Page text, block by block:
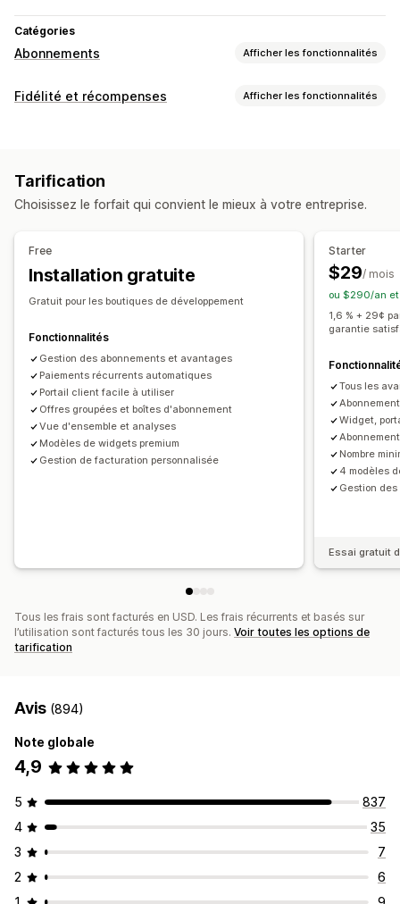
Catégories
Abonnements Afficher les fonctionnalités
Types d’abonnement
Lots de produits
Produits numériques
Produits physiques
Tarification que vous pouvez définir
Freemium
Périodes d’essai
Tarification selon l’utilisateur Paiement unique
Tarification dynamique Tarification personnalisée
Fidélité et récompenses Afficher les fonctionnalités
Abonnements
Expédition gratuite
Accès en exclusivité
Avantages pour les abonnés
Services
Récompenses personnalisées
Tarification
Choisissez le forfait qui convient le mieux à votre entreprise.
Free
Installation gratuite
Gratuit pour les boutiques de développement
Fonctionnalités
Gestion des abonnements et avantages
Paiements récurrents automatiques
Portail client facile à utiliser
Offres groupées et boîtes d'abonnement
Vue d'ensemble et analyses
Modèles de widgets premium
Gestion de facturation personnalisée
Starter
$29/ mois
ou $290/an et
1,6 % + 29¢
garantie
Tous les
Widget,
Nombre
4 modèles
Gestion
Essai gratuit
Tous les frais sont facturés en USD. Les frais récurrents et basés sur
l’utilisation sont facturés tous les 30 jours. Voir toutes les options de
tarification
Avis (894)
Note globale
4,9
5
837
4
35
3
7
2
6